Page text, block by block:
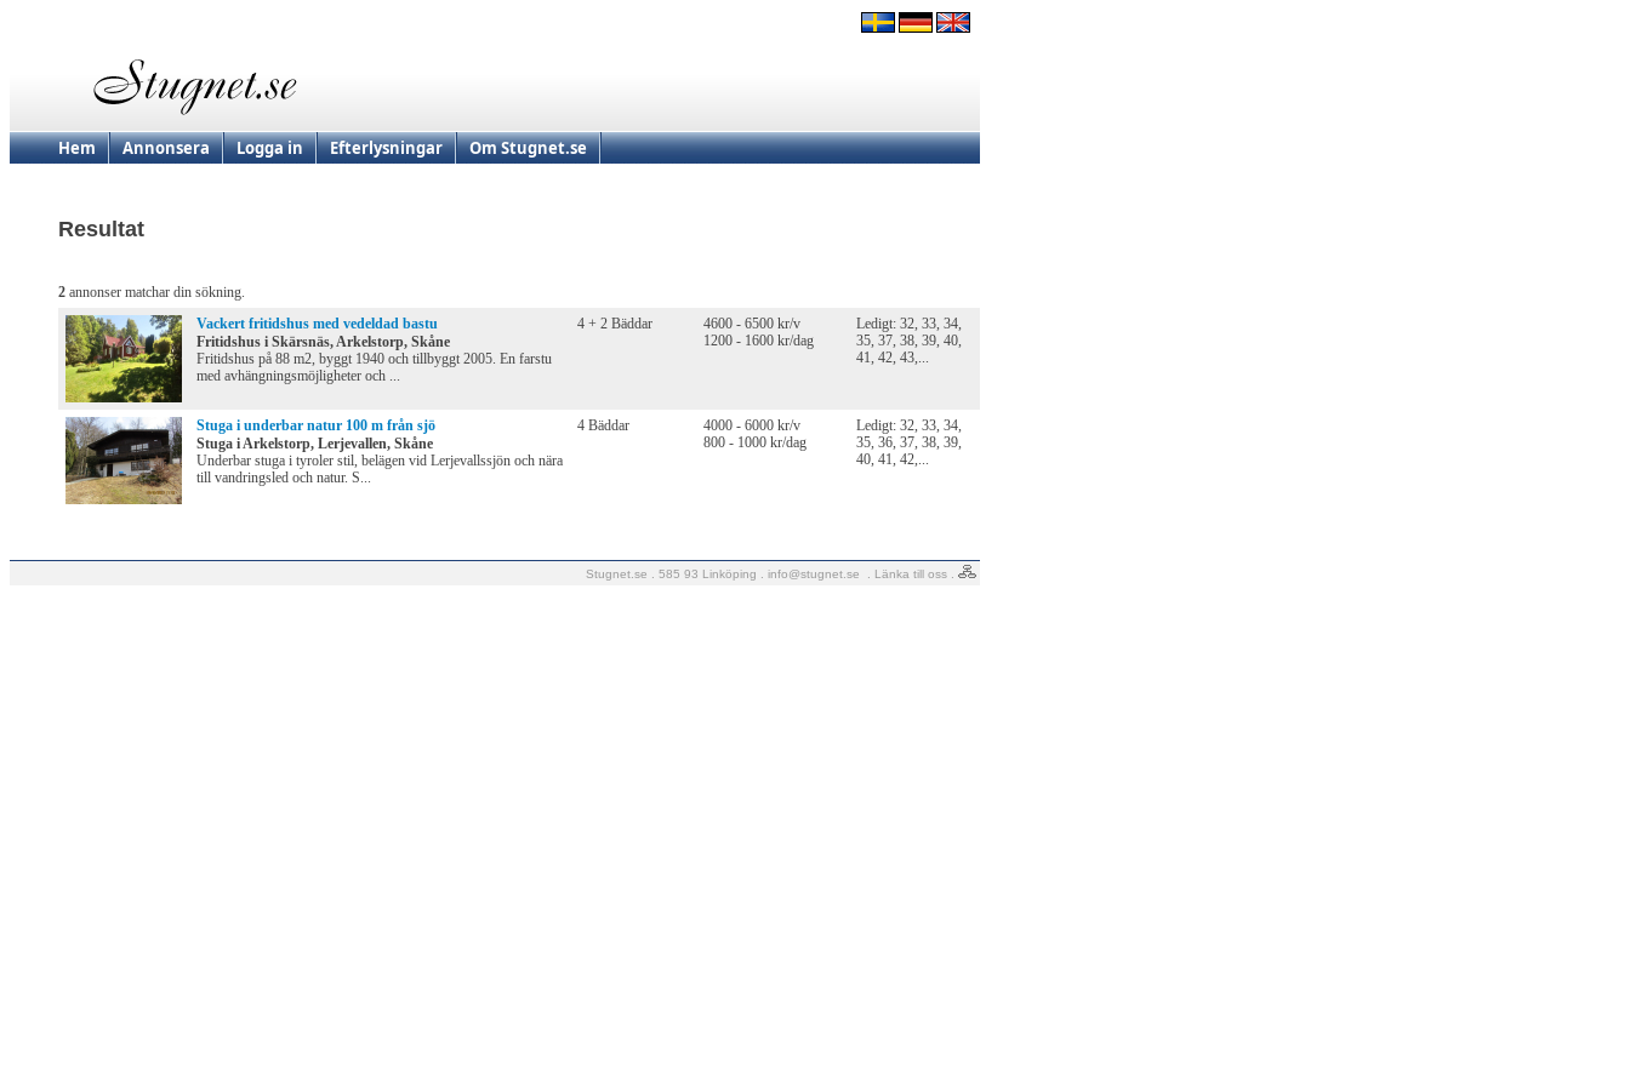
Hem Annonsera Logga in Efterlysningar Om Stugnet.se
Resultat
2 annonser matchar din sökning.
Vackert fritidshus med vedeldad bastu
Fritidshus i Skärsnäs, Arkelstorp, Skåne
Fritidshus på 88 m2, byggt 1940 och tillbyggt 2005. En farstu
med avhängningsmöjligheter och ...
4 + 2 Bäddar
4600 - 6500 kr/v
1200 - 1600 kr/dag
Ledigt: 32, 33, 34,
35, 37, 38, 39, 40,
41, 42, 43,...
Stuga i underbar natur 100 m från sjö
Stuga i Arkelstorp, Lerjevallen, Skåne
Underbar stuga i tyroler stil, belägen vid Lerjevallssjön och nära
till vandringsled och natur. S...
4 Bäddar
4000 - 6000 kr/v
800 - 1000 kr/dag
Ledigt: 32, 33, 34,
35, 36, 37, 38, 39,
40, 41, 42,...
Stugnet.se . 585 93 Linköping . info@stugnet.se Länka till oss